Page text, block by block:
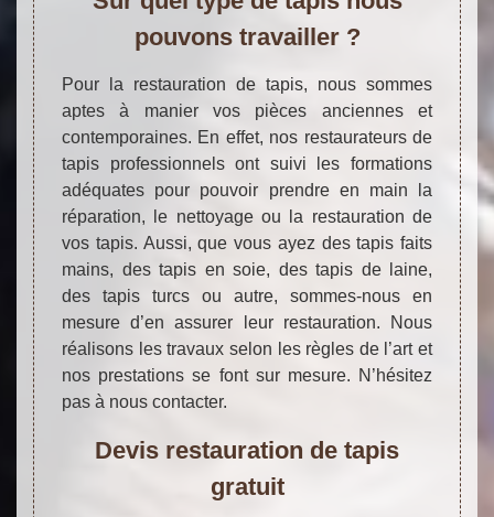
pouvons travailler ?
Pour la restauration de tapis, nous sommes
aptes à manier vos pièces anciennes et
contemporaines. En effet, nos restaurateurs de
tapis professionnels ont suivi les formations
adéquates pour pouvoir prendre en main la
réparation, le nettoyage ou la restauration de
vos tapis. Aussi, que vous ayez des tapis faits
mains, des tapis en soie, des tapis de laine,
des tapis turcs ou autre, sommes-nous en
mesure d’en assurer leur restauration. Nous
réalisons les travaux selon les règles de l’art et
nos prestations se font sur mesure. N’hésitez
pas à nous contacter.
Devis restauration de tapis
gratuit